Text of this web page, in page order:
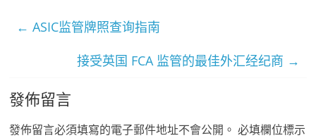
← ASIC监管牌照查询指南
接受英国 FCA 监管的最佳外汇经纪商 →
發佈留言
發佈留言必須填寫的電子郵件地址不會公開。 必填欄位標示